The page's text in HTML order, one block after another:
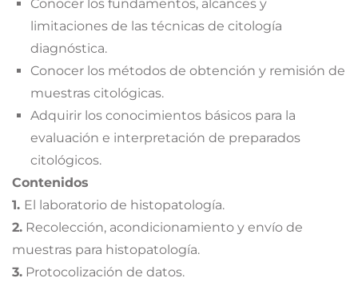
Conocer los fundamentos, alcances y
limitaciones de las técnicas de citología
diagnóstica.
Conocer los métodos de obtención y remisión de
muestras citológicas.
Adquirir los conocimientos básicos para la
evaluación e interpretación de preparados
citológicos.
Contenidos
1. El laboratorio de histopatología.
2. Recolección, acondicionamiento y envío de
muestras para histopatología.
3. Protocolización de datos.